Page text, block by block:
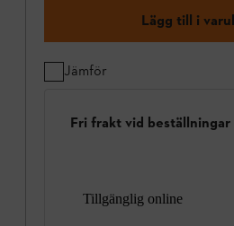
Lägg till i
Jämför
Fri frakt vid
Tillgänglig online